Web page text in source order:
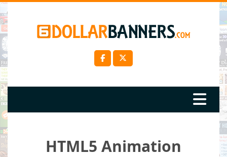
HTML5 Animation